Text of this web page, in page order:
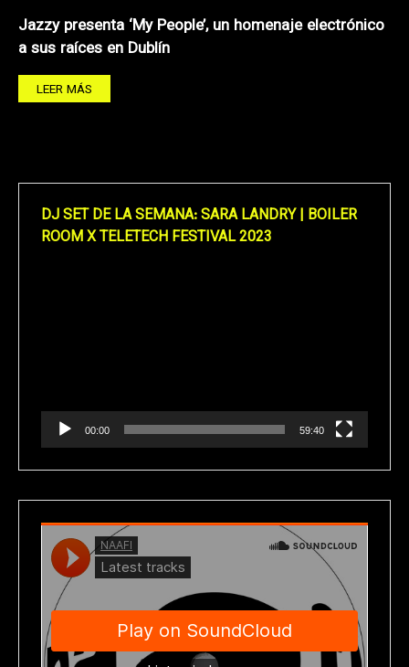
Jazzy presenta ‘My People’, un homenaje electrónico
a sus raíces en Dublín
LEER MÁS
DJ SET DE LA SEMANA: SARA LANDRY | BOILER
ROOM X TELETECH FESTIVAL 2023
00:00 59:40